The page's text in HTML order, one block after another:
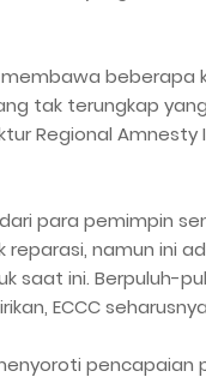
beberapa
tak terungkap yang
Regional
para pemimpin
reparasi, namun ini
saat ini. Berpuluh-
ECCC
pencapaian